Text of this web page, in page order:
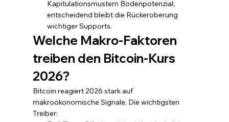
Kapitulationsmustern Bodenpotenzial;
entscheidend bleibt die Rückeroberung
wichtiger Supports.
Welche Makro-Faktoren
treiben den Bitcoin-Kurs
2026?
Bitcoin reagiert 2026 stark auf
makroökonomische Signale. Die wichtigsten
Treiber: